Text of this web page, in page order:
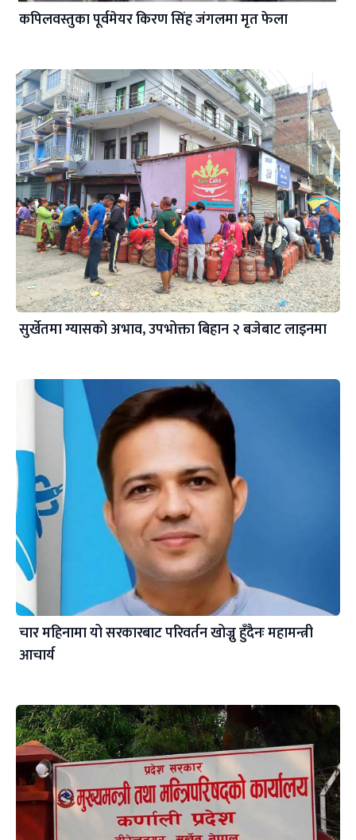
कपिलवस्तुका पूर्वमेयर किरण सिंह जंगलमा मृत फेला
सुर्खेतमा ग्यासको अभाव, उपभोक्ता बिहान २ बजेबाट लाइनमा
चार महिनामा यो सरकारबाट परिवर्तन खोज्नु हुँदैनः महामन्त्री
आचार्य